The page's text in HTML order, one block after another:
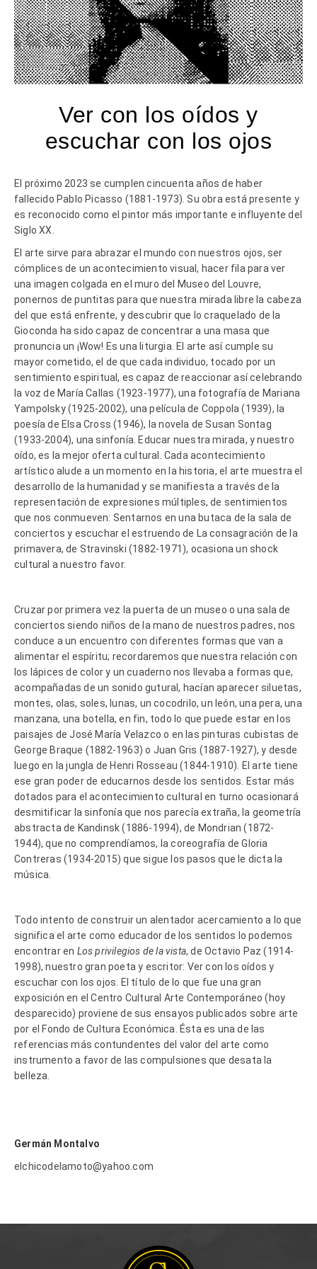
Ver con los oídos y
escuchar con los ojos
El próximo 2023 se cumplen cincuenta años de haber
fallecido Pablo Picasso (1881-1973). Su obra está presente y
es reconocido como el pintor más importante e influyente del
Siglo XX.
El arte sirve para abrazar el mundo con nuestros ojos, ser
cómplices de un acontecimiento visual, hacer fila para ver
una imagen colgada en el muro del Museo del Louvre,
ponernos de puntitas para que nuestra mirada libre la cabeza
del que está enfrente, y descubrir que lo craquelado de la
Gioconda ha sido capaz de concentrar a una masa que
pronuncia un ¡Wow! Es una liturgia. El arte así cumple su
mayor cometido, el de que cada individuo, tocado por un
sentimiento espiritual, es capaz de reaccionar así celebrando
la voz de María Callas (1923-1977), una fotografía de Mariana
Yampolsky (1925-2002), una película de Coppola (1939), la
poesía de Elsa Cross (1946), la novela de Susan Sontag
(1933-2004), una sinfonía. Educar nuestra mirada, y nuestro
oído, es la mejor oferta cultural. Cada acontecimiento
artístico alude a un momento en la historia, el arte muestra el
desarrollo de la humanidad y se manifiesta a través de la
representación de expresiones múltiples, de sentimientos
que nos conmueven: Sentarnos en una butaca de la sala de
conciertos y escuchar el estruendo de La consagración de la
primavera, de Stravinski (1882-1971), ocasiona un shock
cultural a nuestro favor.
Cruzar por primera vez la puerta de un museo o una sala de
conciertos siendo niños de la mano de nuestros padres, nos
conduce a un encuentro con diferentes formas que van a
alimentar el espíritu; recordaremos que nuestra relación con
los lápices de color y un cuaderno nos llevaba a formas que,
acompañadas de un sonido gutural, hacían aparecer siluetas,
montes, olas, soles, lunas, un cocodrilo, un león, una pera, una
manzana, una botella, en fin, todo lo que puede estar en los
paisajes de José María Velazco o en las pinturas cubistas de
George Braque (1882-1963) o Juan Gris (1887-1927), y desde
luego en la jungla de Henri Rosseau (1844-1910). El arte tiene
ese gran poder de educarnos desde los sentidos. Estar más
dotados para el acontecimiento cultural en turno ocasionará
desmitificar la sinfonía que nos parecía extraña, la geometría
abstracta de Kandinsk (1886-1994), de Mondrian (1872-
1944), que no comprendíamos, la coreografía de Gloria
Contreras (1934-2015) que sigue los pasos que le dicta la
música.
Todo intento de construir un alentador acercamiento a lo que
significa el arte como educador de los sentidos lo podemos
encontrar en Los privilegios de la vista, de Octavio Paz (1914-
1998), nuestro gran poeta y escritor: Ver con los oídos y
escuchar con los ojos. El título de lo que fue una gran
exposición en el Centro Cultural Arte Contemporáneo (hoy
desparecido) proviene de sus ensayos publicados sobre arte
por el Fondo de Cultura Económica. Ésta es una de las
referencias más contundentes del valor del arte como
instrumento a favor de las compulsiones que desata la
belleza.
Germán Montalvo
elchicodelamoto@yahoo.com